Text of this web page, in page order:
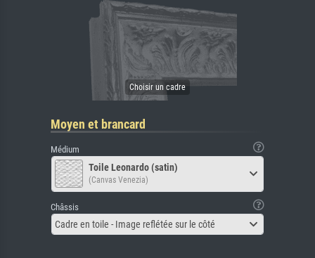
Moyen et brancard
Médium
Toile Leonardo (satin)
(Canvas Venezia)
Châssis
Cadre en toile - Image reflétée sur le côté